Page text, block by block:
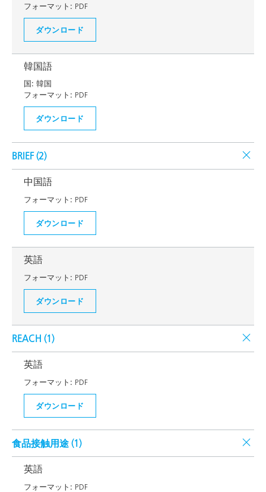
フォーマット: PDF
ダウンロード
韓国語
国: 韓国
フォーマット: PDF
ダウンロード
BRIEF (2)
中国語
フォーマット: PDF
ダウンロード
英語
フォーマット: PDF
ダウンロード
REACH (1)
英語
フォーマット: PDF
ダウンロード
食品接触用途 (1)
英語
フォーマット: PDF